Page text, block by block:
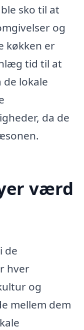
sko til at
og
køkken er
tid til at
lokale
da de
værd
de
hver
og
mellem dem